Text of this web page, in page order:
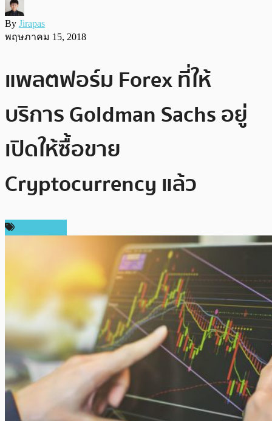
By Jirapas
พฤษภาคม 15, 2018
แพลตฟอร์ม Forex ที่ให้
บริการ Goldman Sachs อยู่
เปิดให้ซื้อขาย
Cryptocurrency แล้ว